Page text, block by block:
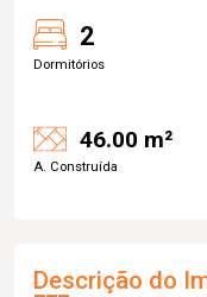
2
Dormitórios
46.00 m²
A. Construída
Descrição do